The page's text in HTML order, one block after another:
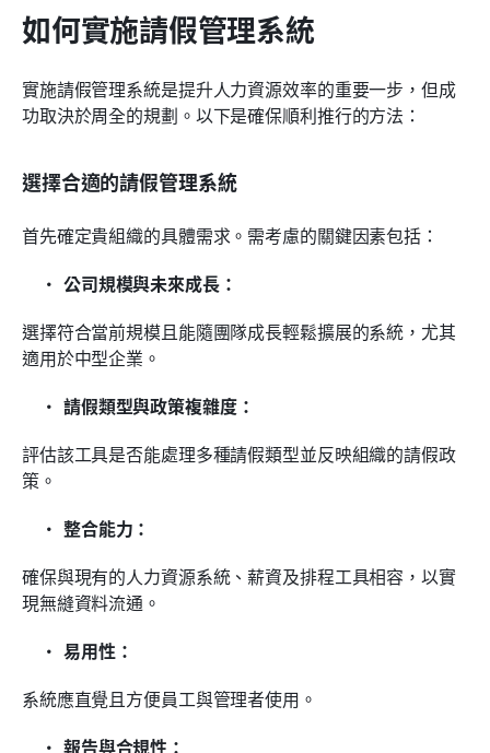
如何實施請假管理系統
實施請假管理系統是提升人力資源效率的重要一步，但成
功取決於周全的規劃。以下是確保順利推行的方法：
選擇合適的請假管理系統
首先確定貴組織的具體需求。需考慮的關鍵因素包括：
公司規模與未來成長：
選擇符合當前規模且能隨團隊成長輕鬆擴展的系統，尤其
適用於中型企業。
請假類型與政策複雜度：
評估該工具是否能處理多種請假類型並反映組織的請假政
策。
整合能力：
確保與現有的人力資源系統、薪資及排程工具相容，以實
現無縫資料流通。
易用性：
系統應直覺且方便員工與管理者使用。
報告與合規性：